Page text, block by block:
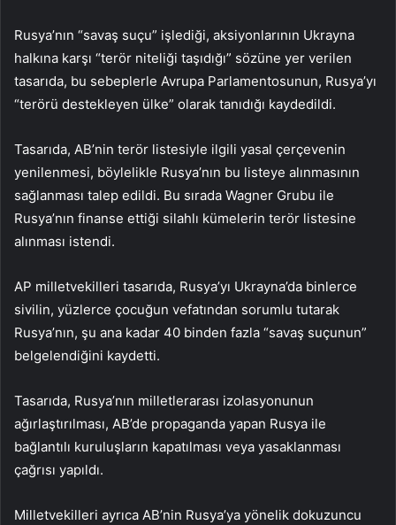
Rusya’nın “savaş suçu” işlediği, aksiyonlarının Ukrayna
halkına karşı “terör niteliği taşıdığı” sözüne yer verilen
tasarıda, bu sebeplerle Avrupa Parlamentosunun, Rusya’yı
“terörü destekleyen ülke” olarak tanıdığı kaydedildi.
Tasarıda, AB’nin terör listesiyle ilgili yasal çerçevenin
yenilenmesi, böylelikle Rusya’nın bu listeye alınmasının
sağlanması talep edildi. Bu sırada Wagner Grubu ile
Rusya’nın finanse ettiği silahlı kümelerin terör listesine
alınması istendi.
AP milletvekilleri tasarıda, Rusya’yı Ukrayna’da binlerce
sivilin, yüzlerce çocuğun vefatından sorumlu tutarak
Rusya’nın, şu ana kadar 40 binden fazla “savaş suçunun”
belgelendiğini kaydetti.
Tasarıda, Rusya’nın milletlerarası izolasyonunun
ağırlaştırılması, AB’de propaganda yapan Rusya ile
bağlantılı kuruluşların kapatılması veya yasaklanması
çağrısı yapıldı.
Milletvekilleri ayrıca AB’nin Rusya’ya yönelik dokuzuncu